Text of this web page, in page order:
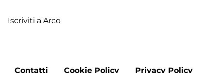
Iscriviti a Arco
Contatti Cookie Policy Privacy Policy